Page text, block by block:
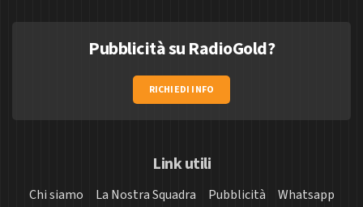
Pubblicità su RadioGold?
RICHIEDI INFO
Link utili
Chi siamo La Nostra Squadra Pubblicità
Whatsapp